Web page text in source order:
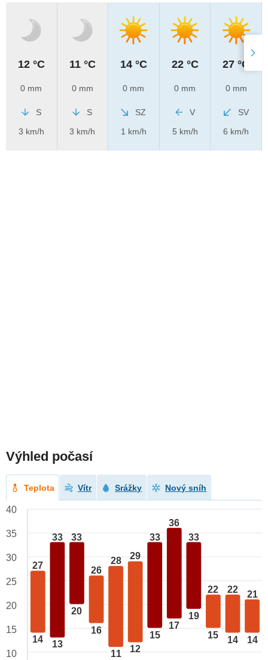
12 °C
0 mm
S
3 km/h
11 °C
0 mm
S
3 km/h
14 °C
0 mm
SZ
1 km/h
22 °C
0 mm
V
5 km/h
27 °C
0 mm
SV
6 km/h
Výhled počasí
Teplota Vítr Srážky Nový sníh
27
14
33
13
33
20
26
16
28
11
29
12
33
15
36
17
33
19
22
15
22
14
21
14
40
35
30
25
20
15
10